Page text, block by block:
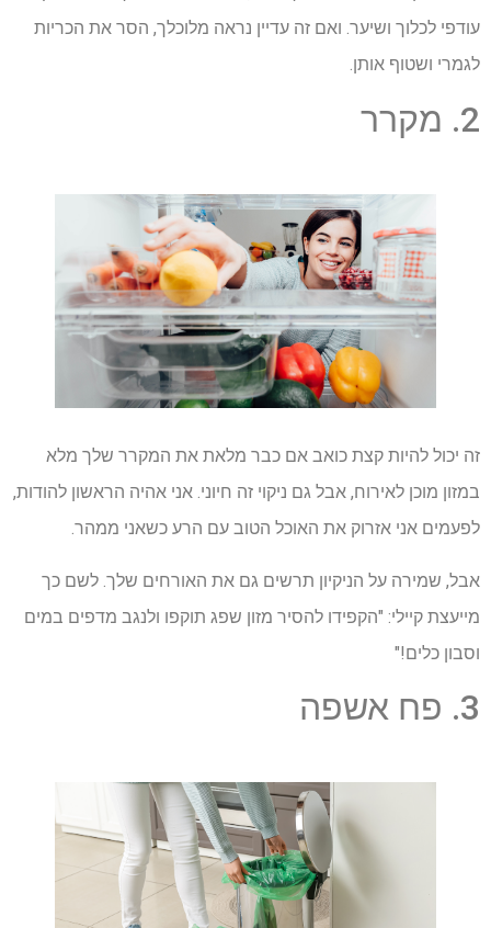
עודפי לכלוך ושיער. ואם זה עדיין נראה מלוכלך, הסר את הכריות
לגמרי ושטוף אותן.
2. מקרר
זה יכול להיות קצת כואב אם כבר מלאת את המקרר שלך מלא
במזון מוכן לאירוח, אבל גם ניקוי זה חיוני. אני אהיה הראשון להודות,
לפעמים אני אזרוק את האוכל הטוב עם הרע כשאני ממהר.
אבל, שמירה על הניקיון תרשים גם את האורחים שלך. לשם כך
מייעצת קיילי: "הקפידו להסיר מזון שפג תוקפו ולנגב מדפים במים
וסבון כלים!"
3. פח אשפה